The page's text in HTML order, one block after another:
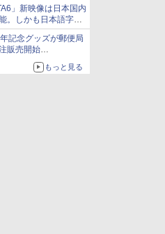
」新映像は日本国内
。しかも日本語字幕
記念グッズが郵便局
販売開始
ン」など今年だけの
もっと見る